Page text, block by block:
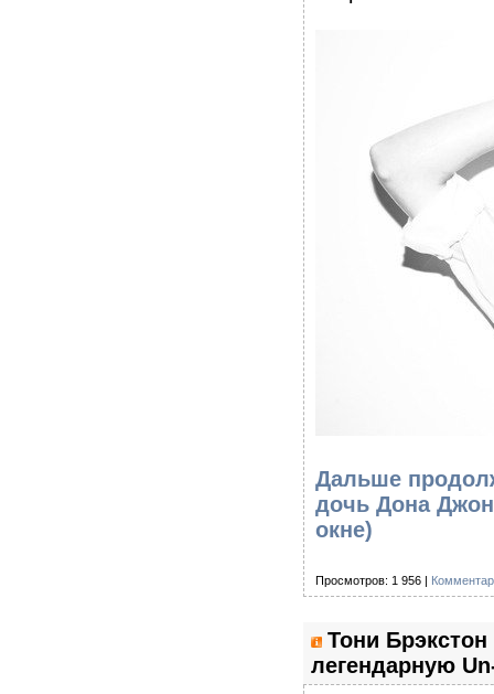
Дальше
дочь Дона
окне)
Просмотров: 1 956 |
Тони
легендарную